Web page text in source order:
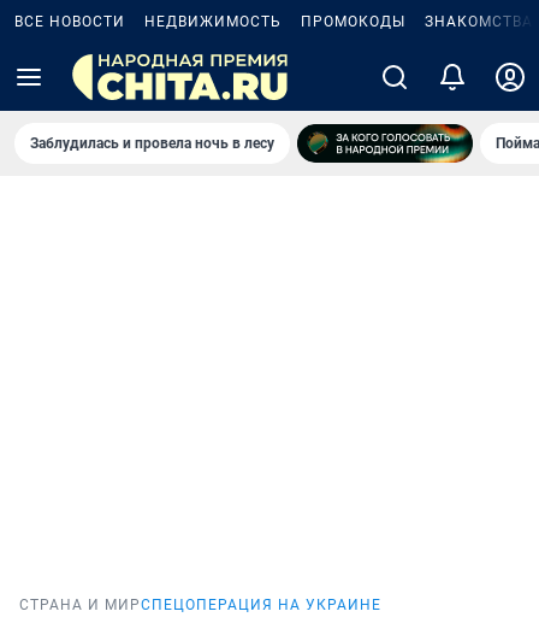
ВСЕ НОВОСТИ НЕДВИЖИМОСТЬ ПРОМОКОДЫ ЗНАКОМСТВА
Заблудилась и провела ночь в лесу
СТРАНА И МИРСПЕЦОПЕРАЦИЯ НА УКРАИНЕ